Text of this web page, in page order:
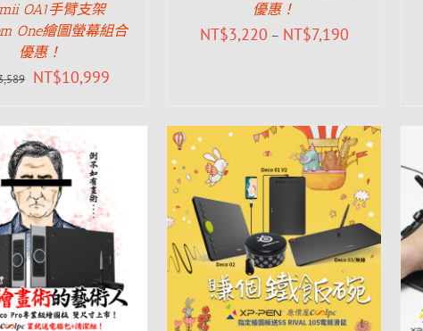
OA1手臂支架
One繪圖螢幕組合
優惠！
NT$10,999
優惠！
NT$3,220 – NT$7,190